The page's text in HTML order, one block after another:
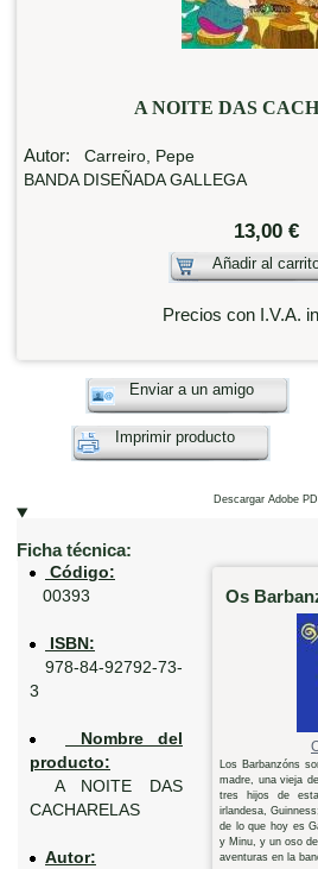
A NOITE DAS
Autor: Carreiro, Pepe
BANDA DISEÑADA GALLEGA
13,00 €
Añadir al
Precios con I.V.A.
Enviar a un amigo
Imprimir producto
Descargar Adobe
Ficha técnica:
Os
Los Barbanzóns
madre, una vieja
tres hijos de
irlandesa,
de lo que hoy es
y Minu, y un oso
aventuras en la
Código:
00393
ISBN:
978-84-92792-73-
3
Nombre del
producto:
A NOITE DAS
CACHARELAS
Autor: